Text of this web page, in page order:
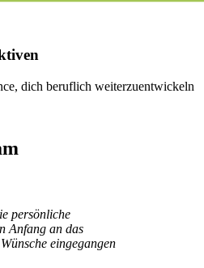
dich beruflich weiterzuentwickeln
persönliche
Anfang an das
eingegangen